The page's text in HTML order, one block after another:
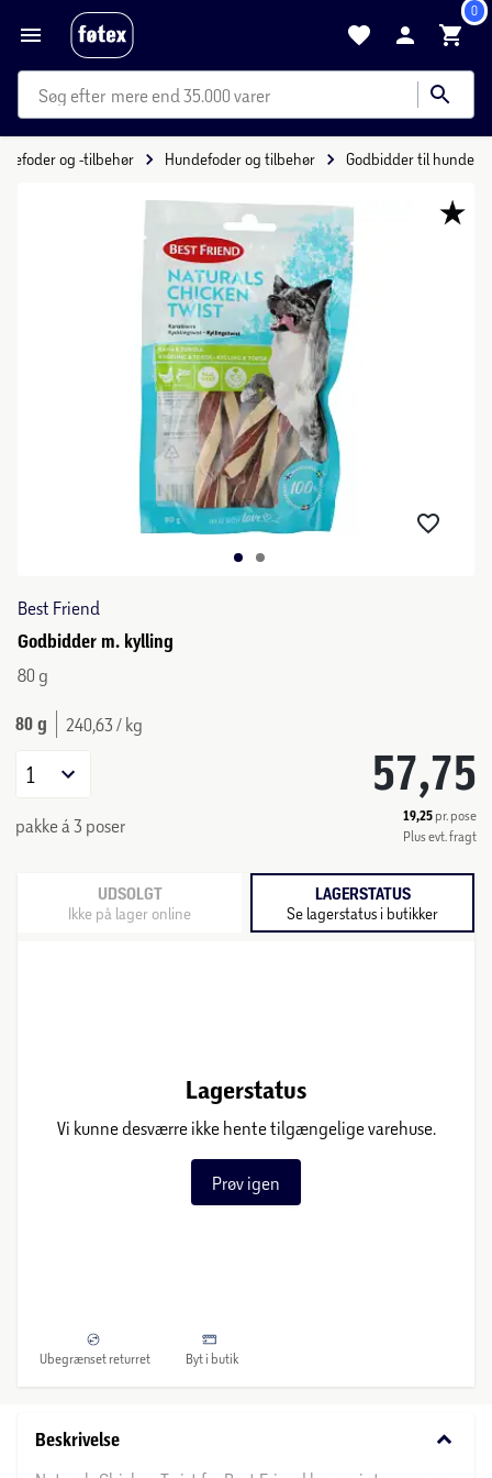
0
mere end 35.000 varer
og -tilbehør Hundefoder og tilbehør Godbidder til hunde
Best Friend
Godbidder m. kylling
80 g
80 g 240,63 / kg
57,75
19,25 pr. pose
Plus evt. fragt
1
pakke á 3 poser
UDSOLGT
Ikke på lager online
LAGERSTATUS
Se lagerstatus i butikker
Lagerstatus
Vi kunne desværre ikke hente tilgængelige varehuse.
Prøv igen
Ubegrænset returret Byt i butik
Beskrivelse keyboard_arrow_down